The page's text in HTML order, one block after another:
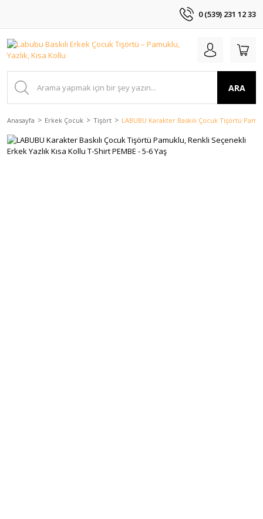
0 (539) 231 12 33
ARA
Anasayfa Erkek Çocuk Tişört LABUBU Karakter Baskılı Çocuk Tişörtü